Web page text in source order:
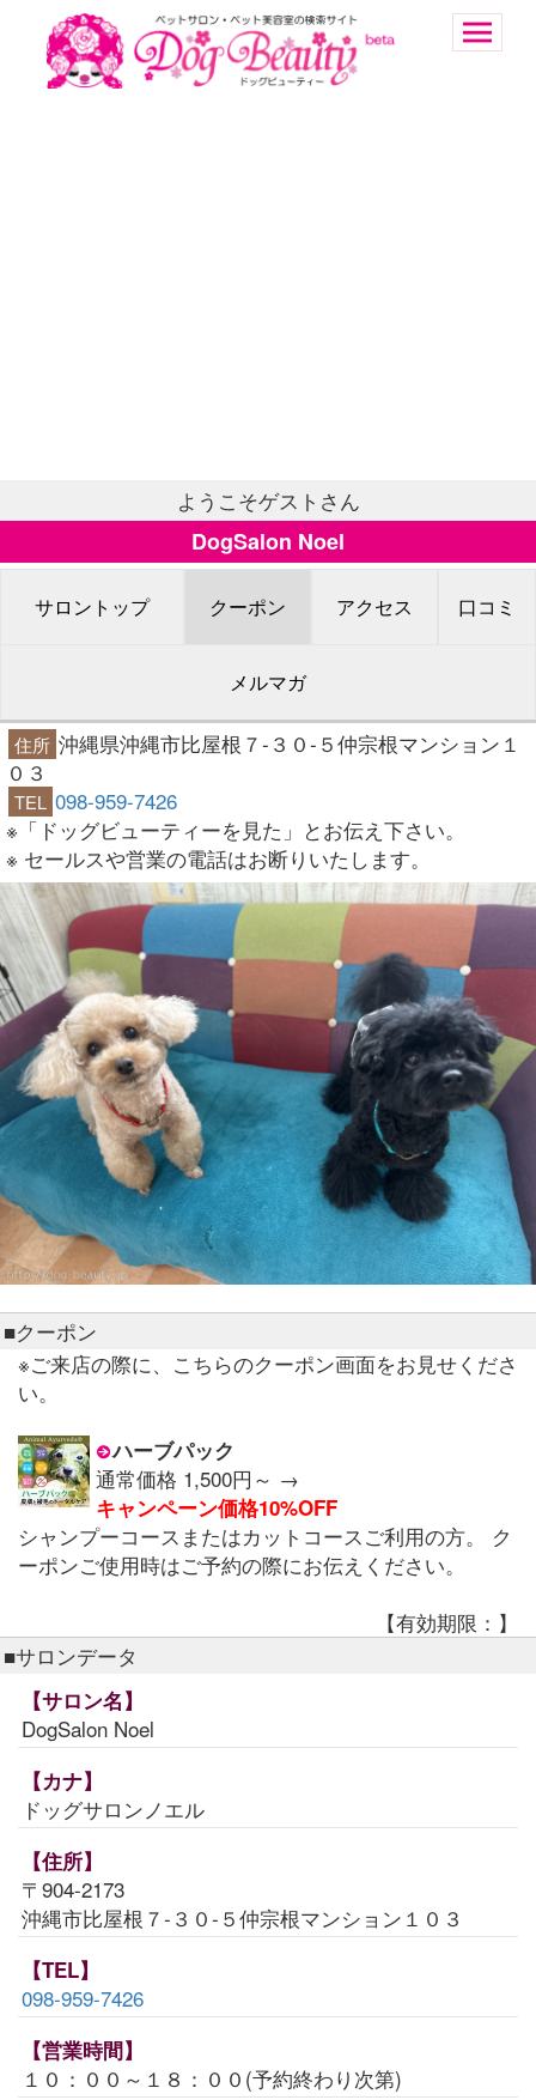
ようこそゲストさん
DogSalon Noel
サロントップ クーポン アクセス 口コミ
メルマガ
住所 沖縄県沖縄市比屋根７-３０-５仲宗根マンション１
０３
TEL 098-959-7426
※「ドッグビューティーを見た」とお伝え下さい。
※ セールスや営業の電話はお断りいたします。
■クーポン
※ご来店の際に、こちらのクーポン画面をお見せくださ
い。
ハーブパック
通常価格 1,500円～ →
キャンペーン価格10%OFF
シャンプーコースまたはカットコースご利用の方。 ク
ーポンご使用時はご予約の際にお伝えください。
【有効期限：】
■サロンデータ
【サロン名】
DogSalon Noel
【カナ】
ドッグサロンノエル
【住所】
〒904-2173
沖縄市比屋根７-３０-５仲宗根マンション１０３
【TEL】
098-959-7426
【営業時間】
１０：００～１８：００(予約終わり次第)